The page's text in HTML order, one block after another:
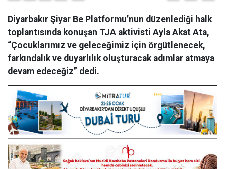
Diyarbakır Şiyar Be Platformu’nun düzenlediği halk
toplantısında konuşan TJA aktivisti Ayla Akat Ata,
“Çocuklarımız ve geleceğimiz için örgütlenecek,
farkındalık ve duyarlılık oluşturacak adımlar atmaya
devam edeceğiz” dedi.